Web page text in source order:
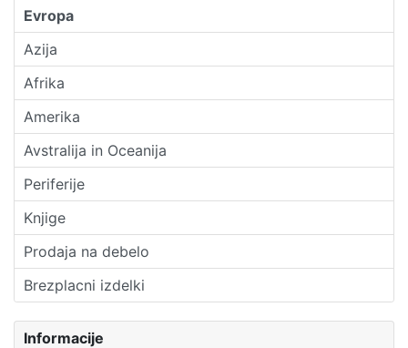
Evropa
Azija
Afrika
Amerika
Avstralija in Oceanija
Periferije
Knjige
Prodaja na debelo
Brezplacni izdelki
Informacije